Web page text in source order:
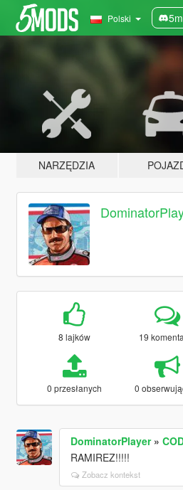
Polski
NARZĘDZIA
8 lajków 19
0 przesłanych 0
DominatorPlayer»
RAMIREZ!!!!!
Zobacz kontekst